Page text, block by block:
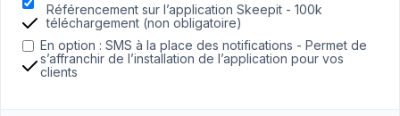
Référencement sur l’application Skeepit - 100k
téléchargement (non obligatoire)
En option : SMS à la place des notifications - Permet de
s’affranchir de l’installation de l’application pour vos
clients